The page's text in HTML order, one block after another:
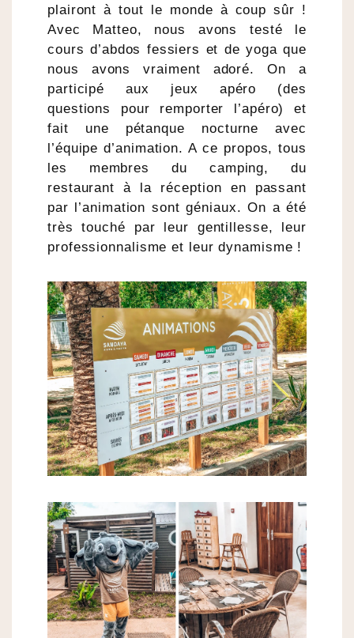
plairont à tout le monde à coup sûr !
Avec Matteo, nous avons testé le
cours d’abdos fessiers et de yoga que
nous avons vraiment adoré. On a
participé aux jeux apéro (des
questions pour remporter l’apéro) et
fait une pétanque nocturne avec
l’équipe d’animation. A ce propos, tous
les membres du camping, du
restaurant à la réception en passant
par l’animation sont géniaux. On a été
très touché par leur gentillesse, leur
professionnalisme et leur dynamisme !